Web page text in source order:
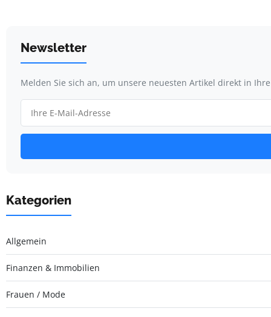
Newsletter
Melden Sie sich an, um unsere neuesten Artikel direkt in
Kategorien
Allgemein
Finanzen & Immobilien
Frauen / Mode